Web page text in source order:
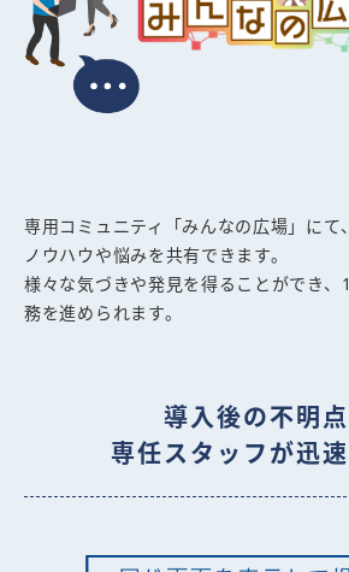
専用コミュニティ「みんなの広場」にて
ノウハウや悩みを共有できます。
様々な気づきや発見を得ることができ、
務を進められます。
導入後の不明
専任スタッフが迅